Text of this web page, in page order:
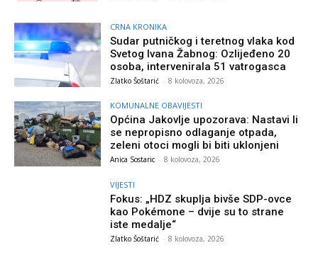
CRNA KRONIKA
Sudar putničkog i teretnog vlaka kod
Svetog Ivana Žabnog: Ozlijeđeno 20
osoba, intervenirala 51 vatrogasca
Zlatko Šoštarić - 8 kolovoza, 2026
KOMUNALNE OBAVIJESTI
Općina Jakovlje upozorava: Nastavi li
se nepropisno odlaganje otpada,
zeleni otoci mogli bi biti uklonjeni
Anica Sostaric - 8 kolovoza, 2026
VIJESTI
Fokus: „HDZ skuplja bivše SDP-ovce
kao Pokémone – dvije su to strane
iste medalje“
Zlatko Šoštarić - 8 kolovoza, 2026